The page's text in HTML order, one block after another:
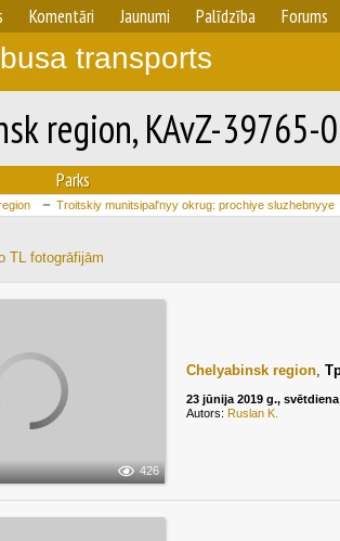
Komentāri Jaunumi Palīdzība Forums
transports
region, KAvZ-
Parks
Troitskiy munitsipal'nyy okrug: prochiye sluzhebnyye
TL fotogrāfijām
426
Chelyabinsk region,
23 jūnija 2019 g., svētdiena
Autors: Ruslan K.